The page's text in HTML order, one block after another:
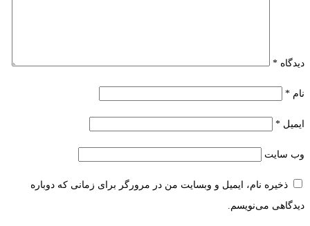
دیدگاه *
نام *
ایمیل *
وب‌ سایت
ذخیره نام، ایمیل و وبسایت من در مرورگر برای زمانی که دوباره
دیدگاهی می‌نویسم.